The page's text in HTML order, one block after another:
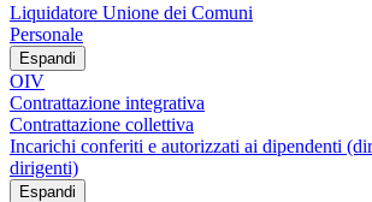
Liquidatore Unione dei Comuni
Personale
Espandi
OIV
Contrattazione integrativa
Contrattazione collettiva
Incarichi conferiti e autorizzati ai dipendenti
dirigenti)
Espandi